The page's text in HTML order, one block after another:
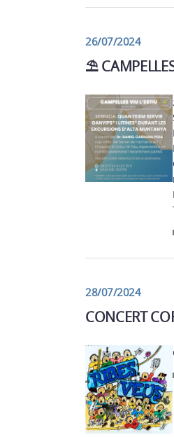
26/07/2024
⛱
28/07/2024
CONCERT